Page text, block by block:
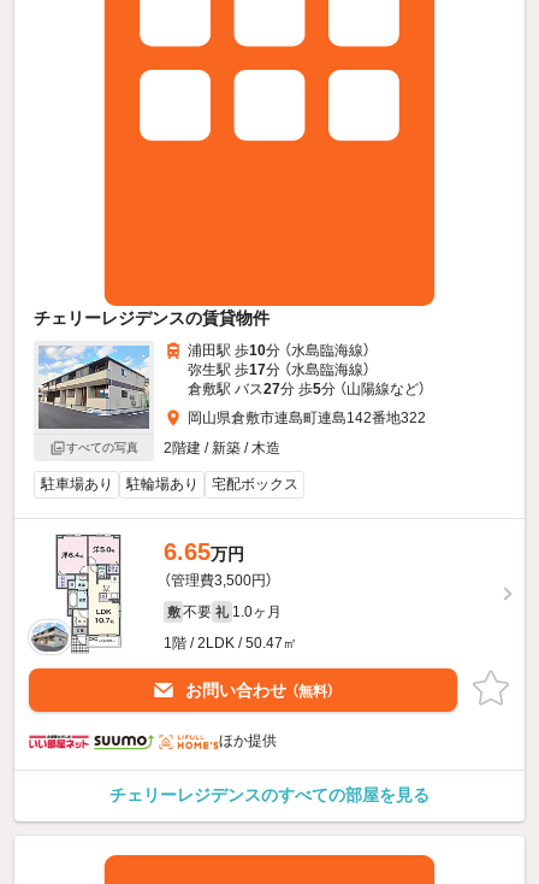
チェリーレジデンスの賃貸物件
すべての写真
浦田駅 歩10分 （水島臨海線）
弥生駅 歩17分 （水島臨海線）
倉敷駅 バス27分 歩5分 （山陽線など）
岡山県倉敷市連島町連島142番地322
2階建 / 新築 / 木造
駐車場あり 駐輪場あり 宅配ボックス
6.65万円
（管理費3,500円）
敷 不要 礼 1.0ヶ月
1階 / 2LDK / 50.47㎡
お問い合わせ （無料）
ほか提供
チェリーレジデンスのすべての部屋を見る